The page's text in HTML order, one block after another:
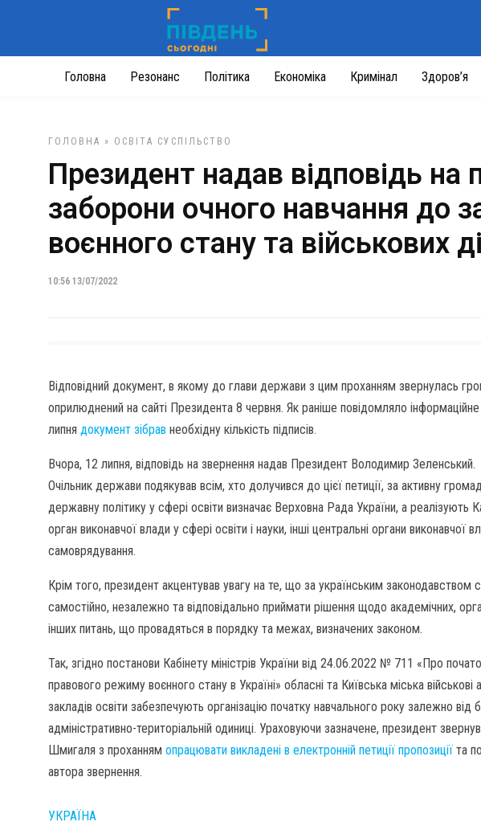
Головна Резонанс Політика Економіка Кримінал Здоров’я
ГОЛОВНА » ОСВІТА СУСПІЛЬСТВО
Президент надав відповідь
заборони очного навчання до
воєнного стану та військових
10:56 13/07/2022
Відповідний документ, в якому до глави держави з цим проханням звернулась
оприлюднений на сайті Президента 8 червня. Як раніше повідомляло інформаційне
липня документ зібрав необхідну кількість підписів.
Вчора, 12 липня, відповідь на звернення надав Президент Володимир Зеленський.
Очільник держави подякував всім, хто долучився до цієї петиції, за активну
державну політику у сфері освіти визначає Верховна Рада України, а реалізують
орган виконавчої влади у сфері освіти і науки, інші центральні органи виконавчої
самоврядування.
Крім того, президент акцентував увагу на те, що за українським законодавством
самостійно, незалежно та відповідально приймати рішення щодо академічних,
інших питань, що провадяться в порядку та межах, визначених законом.
Так, згідно постанови Кабінету міністрів України від 24.06.2022 № 711 «Про
правового режиму воєнного стану в Україні» обласні та Київська міська військові
закладів освіти забезпечують організацію початку навчального року залежно від
адміністративно-територіальній одиниці. Ураховуючи зазначене, президент
Шмигаля з проханням опрацювати викладені в електронній петиції пропозиції та
автора звернення.
УКРАЇНА